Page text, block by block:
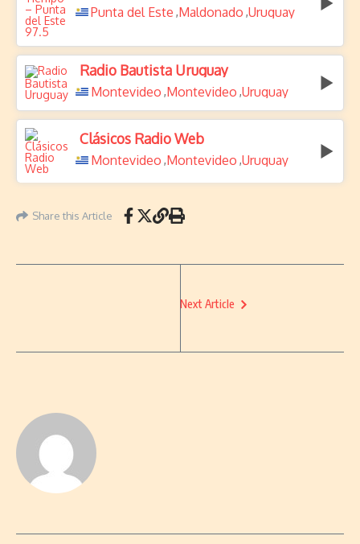
Punta del Este ,Maldonado ,Uruguay
Radio Bautista Uruguay
Montevideo ,Montevideo ,Uruguay
Clásicos Radio Web
Montevideo ,Montevideo ,Uruguay
Share this Article
Next Article